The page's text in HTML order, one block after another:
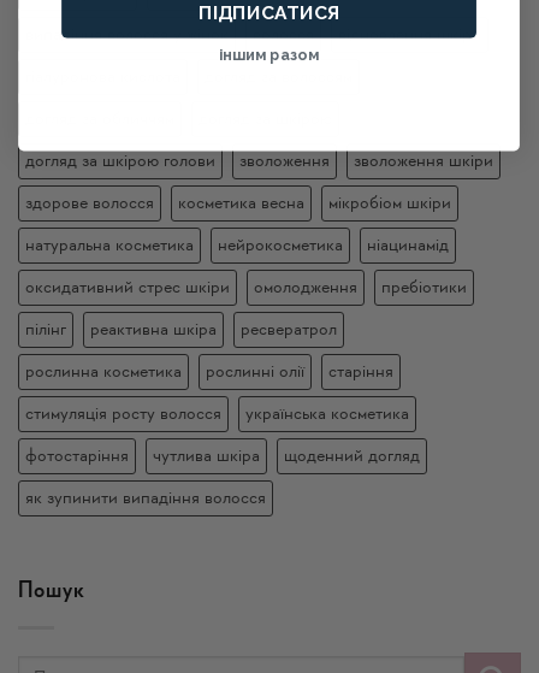
випадіння волосся у жінок волосся відновлення шкіри
догляд за шкірою голови зволоження зволоження шкіри
здорове волосся косметика весна мікробіом шкіри
натуральна косметика нейрокосметика ніацинамід
оксидативний стрес шкіри омолодження пребіотики
пілінг реактивна шкіра ресвератрол
рослинна косметика рослинні олії старіння
стимуляція росту волосся українська косметика
фотостаріння чутлива шкіра щоденний догляд
як зупинити випадіння волосся
Пошук
ПІДПИСАТИСЯ
іншим разом